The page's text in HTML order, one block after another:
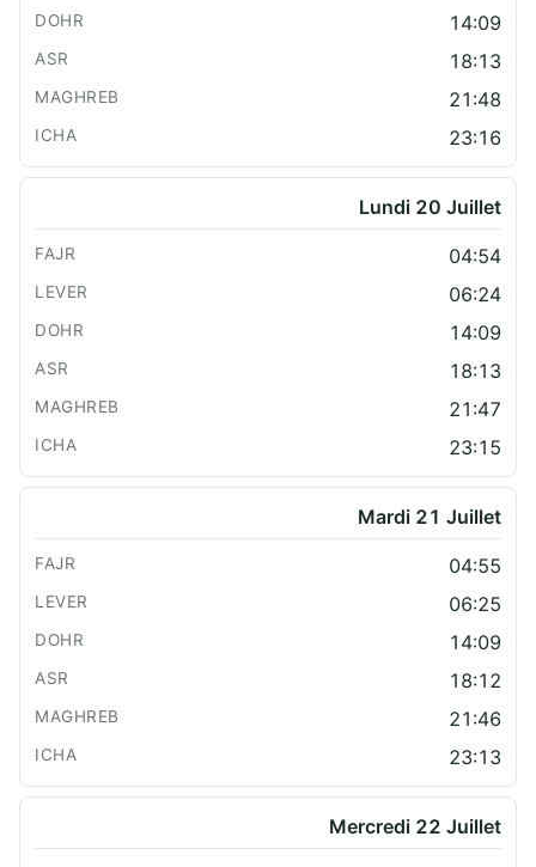
14:09
18:13
21:48
23:16
Lundi 20 Juillet
04:54
06:24
14:09
18:13
21:47
23:15
Mardi 21 Juillet
04:55
06:25
14:09
18:12
21:46
23:13
Mercredi 22 Juillet